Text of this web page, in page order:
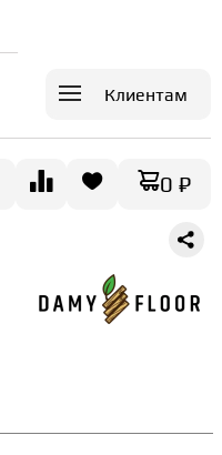
Клиентам
0 ₽